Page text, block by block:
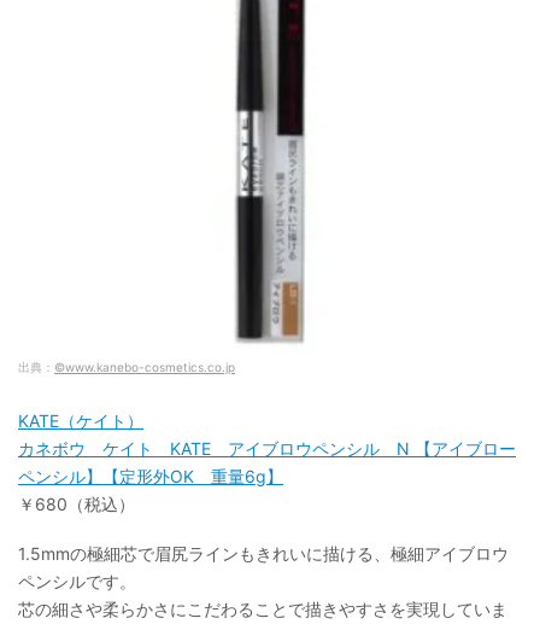
出典： ©www.kanebo-cosmetics.co.jp
KATE（ケイト）
カネボウ ケイト KATE アイブロウペンシル N 【アイブロー
ペンシル】【定形外OK 重量6g】
￥680（税込）
1.5mmの極細芯で眉尻ラインもきれいに描ける、極細アイブロウ
ペンシルです。
芯の細さや柔らかさにこだわることで描きやすさを実現していま